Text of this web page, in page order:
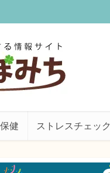
健 ストレスチェック